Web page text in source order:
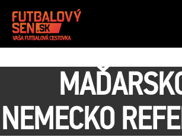
NEMECKO